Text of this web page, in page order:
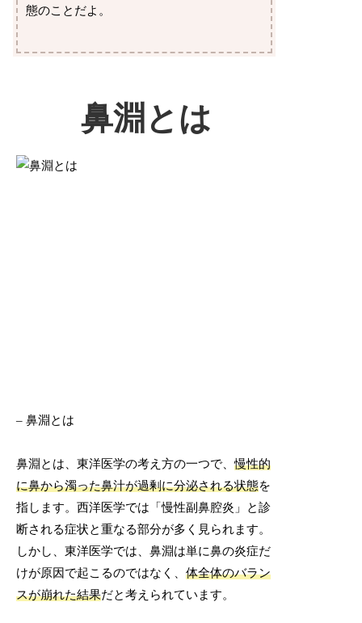
態のことだよ。
鼻淵とは
– 鼻淵とは
鼻淵とは、東洋医学の考え方の一つで、慢性的
に鼻から濁った鼻汁が過剰に分泌される状態を
指します。西洋医学では「慢性副鼻腔炎」と診
断される症状と重なる部分が多く見られます。
しかし、東洋医学では、鼻淵は単に鼻の炎症だ
けが原因で起こるのではなく、体全体のバラン
スが崩れた結果だと考えられています。